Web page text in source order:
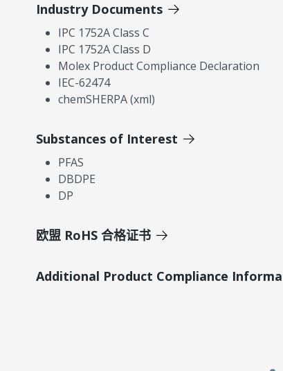
Industry Documents
IPC 1752A Class C
IPC 1752A Class D
Molex Product Compliance Declaration
IEC-62474
chemSHERPA (xml)
Substances of Interest
PFAS
DBDPE
DP
欧盟 RoHS 合格证书
Additional Product Compliance